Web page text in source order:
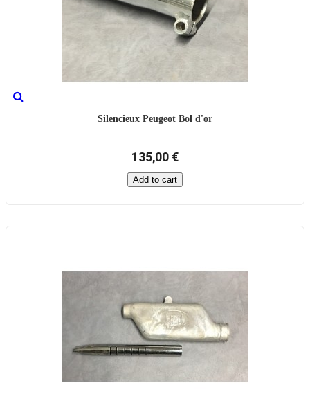
Silencieux Peugeot Bol d'or
135,00 €
Add to cart